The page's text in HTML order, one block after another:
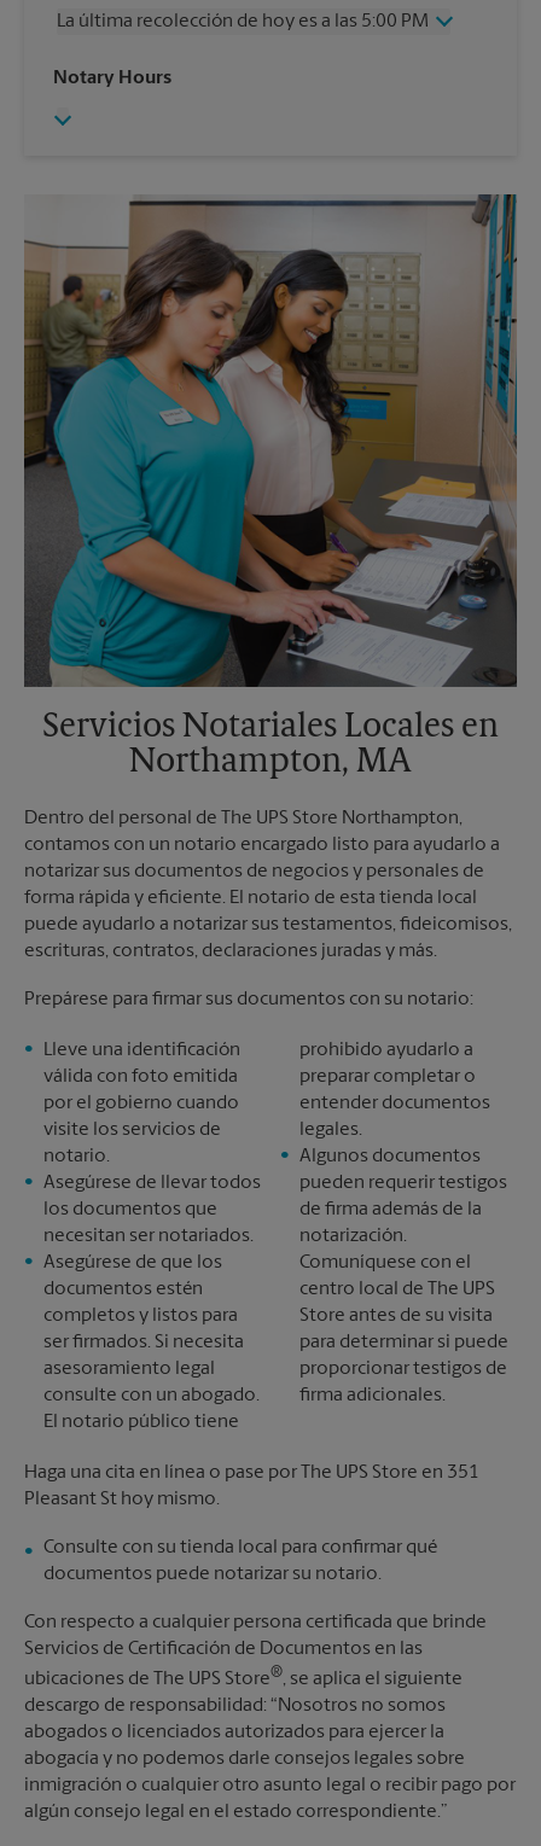
Viernes
5:00 PM
Domingo
La última recolección de hoy es a las 5:00 PM
Miércoles
Viernes
5:00 PM
5:00 PM
Notary Hours
Servicios Notariales Locales en
Northampton, MA
Dentro del personal de The UPS Store Northampton,
contamos con un notario encargado listo para ayudarlo a
notarizar sus documentos de negocios y personales de
forma rápida y eficiente. El notario de esta tienda local
puede ayudarlo a notarizar sus testamentos, fideicomisos,
escrituras, contratos, declaraciones juradas y más.
Prepárese para firmar sus documentos con su notario:
Lleve una identificación
válida con foto emitida
por el gobierno cuando
visite los servicios de
notario.
Asegúrese de llevar todos
los documentos que
necesitan ser notariados.
Asegúrese de que los
documentos estén
completos y listos para
ser firmados. Si necesita
asesoramiento legal
consulte con un abogado.
El notario público tiene
prohibido ayudarlo a
preparar completar o
entender documentos
legales.
Algunos documentos
pueden requerir testigos
de firma además de la
notarización.
Comuníquese con el
centro local de The UPS
Store antes de su visita
para determinar si puede
proporcionar testigos de
firma adicionales.
Haga una cita en línea o pase por The UPS Store en 351
Pleasant St hoy mismo.
Consulte con su tienda local para confirmar qué
documentos puede notarizar su notario.
Con respecto a cualquier persona certificada que brinde
Servicios de Certificación de Documentos en las
ubicaciones de The UPS Store®, se aplica el siguiente
descargo de responsabilidad: “Nosotros no somos
abogados o licenciados autorizados para ejercer la
abogacía y no podemos darle consejos legales sobre
inmigración o cualquier otro asunto legal o recibir pago por
algún consejo legal en el estado correspondiente.”